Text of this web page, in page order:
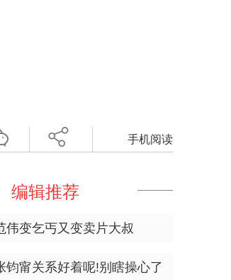
手机阅读
编辑推荐
伟变乞丐又变卖片大叔
钧甯关系好着呢!别瞎操心了